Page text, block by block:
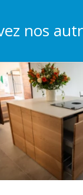
nos